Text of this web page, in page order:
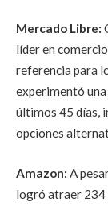
Mercado Libre:
líder en
referencia para
experimentó
últimos 45 días,
opciones
Amazon: A
logró atraer 234